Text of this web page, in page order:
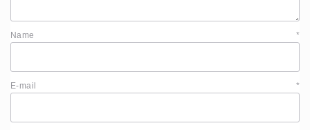
Name *
E-mail *